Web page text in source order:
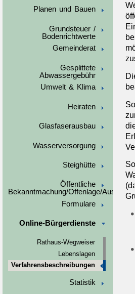
Planen und Bauen
Grundsteuer /
Bodenrichtwerte
Gemeinderat
Gesplittete
Abwassergebühr
Umwelt & Klima
Heiraten
Glasfaserausbau
Wasserversorgung
Steighütte
Öffentliche
Bekanntmachung/Offenlage/
Formulare
Online-Bürgerdienste
Rathaus-Wegweiser
Lebenslagen
Verfahrensbeschreibungen
Statistik